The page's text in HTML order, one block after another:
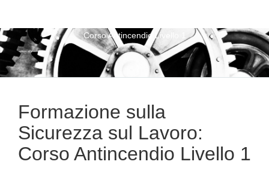
Corso Antincendio Livello 1
Formazione sulla
Sicurezza sul Lavoro:
Corso Antincendio Livello 1